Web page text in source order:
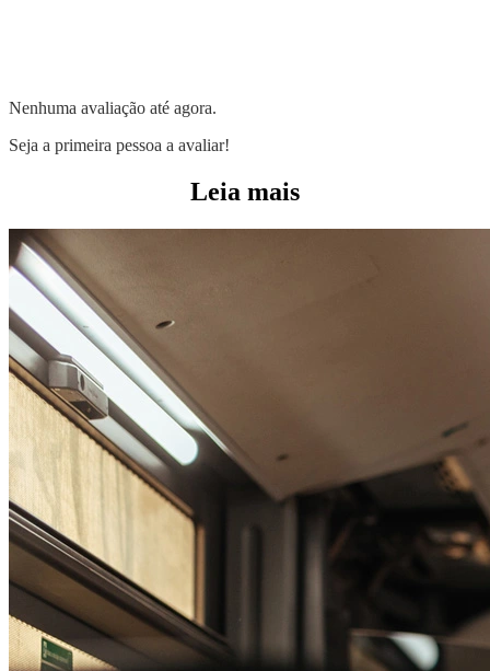
Nenhuma avaliação até agora.
Seja a primeira pessoa a avaliar!
Leia mais